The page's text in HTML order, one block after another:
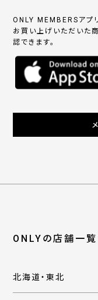
ONLY MEMBERSアプ
お買い上げいただいた
認できます。
ONLYの店舗一覧
北海道・東北